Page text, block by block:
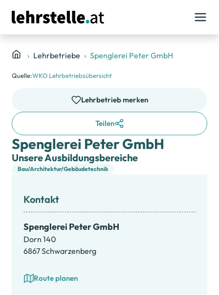
Lehrbetriebe Spenglerei Peter GmbH
Quelle:WKO Lehrbetriebsübersicht
Lehrbetrieb merken
Teilen
Spenglerei Peter GmbH
Unsere Ausbildungsbereiche
Bau/Architektur/Gebäudetechnik
Kontakt
Spenglerei Peter GmbH
Dorn 140
6867 Schwarzenberg
Route planen